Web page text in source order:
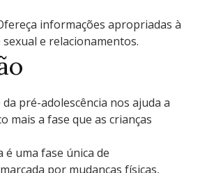
informações apropriadas à
e relacionamentos.
pré-adolescência nos ajuda a
mais a fase que as crianças
é uma fase única de
por mudanças físicas,